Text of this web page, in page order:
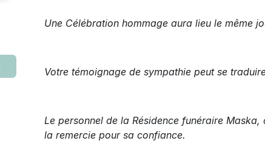
Une Célébration hommage aura lieu le même
Votre témoignage de sympathie peut se
Le personnel de la Résidence funéraire
la remercie pour sa confiance.